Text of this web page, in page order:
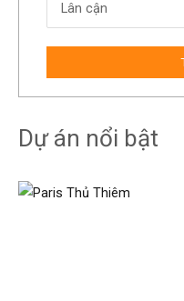
Dự án nổi bật